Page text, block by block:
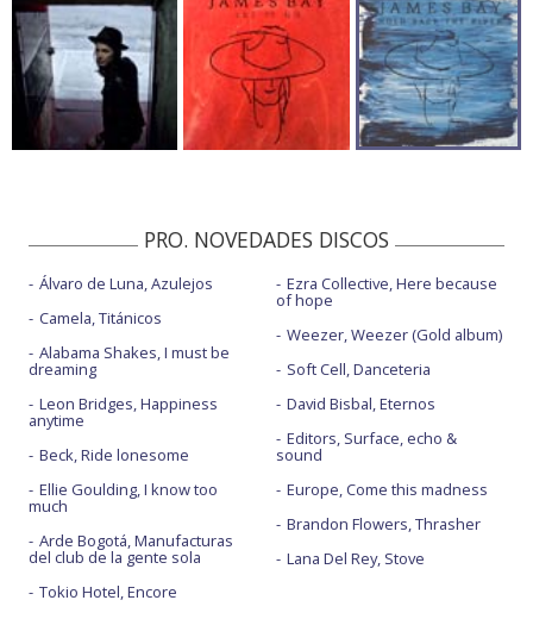
PRO. NOVEDADES DISCOS
Álvaro de Luna, Azulejos
Camela, Titánicos
Alabama Shakes, I must be
dreaming
Leon Bridges, Happiness
anytime
Beck, Ride lonesome
Ellie Goulding, I know too
much
Arde Bogotá, Manufacturas
del club de la gente sola
Tokio Hotel, Encore
Ezra Collective, Here because
of hope
Weezer, Weezer (Gold album)
Soft Cell, Danceteria
David Bisbal, Eternos
Editors, Surface, echo &
sound
Europe, Come this madness
Brandon Flowers, Thrasher
Lana Del Rey, Stove